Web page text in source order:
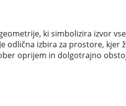
ki simbolizira izvor
odlična izbira za prostore,
oprijem in dolgotrajno